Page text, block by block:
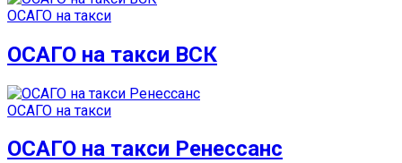
ОСАГО на такси
ОСАГО на такси ВСК
ОСАГО на такси
ОСАГО на такси Ренессанс